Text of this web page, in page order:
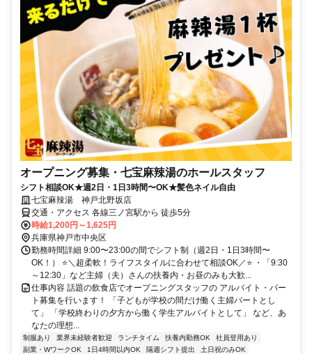
オープニング募集・七宝麻辣湯のホールスタッフ
シフト相談OK★週2日・1日3時間〜OK★髪色ネイル自由
七宝麻辣湯 神戸北野坂店
交通・アクセス 各線三ノ宮駅から 徒歩5分
時給1,200円～1,625円
兵庫県神戸市中央区
勤務時間詳細 9:00〜23:00の間でシフト制（週2日・1日3時間〜
OK！） ⭐＼超柔軟！ライフスタイルに合わせて相談OK／⭐ ・「9:30
～12:30」など主婦（夫）さんの扶養内・お昼のみも大歓...
仕事内容 話題の飲食店でオープニングスタッフの アルバイト・パー
ト募集を行います！ 「子どもが学校の間だけ働く主婦パートとし
て」 「学校終わりの夕方から働く学生アルバイトとして」 など、あ
なたの理想...
制服あり 業界未経験者歓迎 ランチタイム 扶養内勤務OK
社員登用あり
副業・WワークOK
1日4時間以内OK 隔週シフト提出
土日祝のみOK